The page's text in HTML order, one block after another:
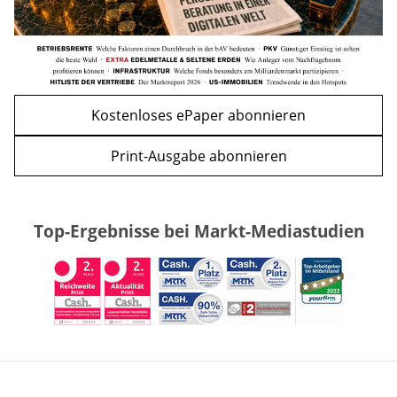
Kostenloses ePaper abonnieren
Print-Ausgabe abonnieren
Top-Ergebnisse bei Markt-Mediastudien